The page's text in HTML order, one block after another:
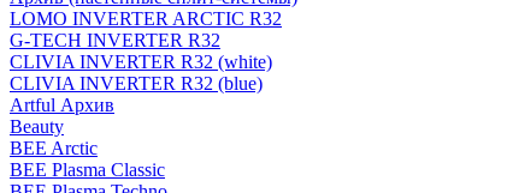
LOMO INVERTER ARCTIC R32
G-TECH INVERTER R32
CLIVIA INVERTER R32 (white)
CLIVIA INVERTER R32 (blue)
Artful Архив
Beauty
BEE Arctic
BEE Plasma Classic